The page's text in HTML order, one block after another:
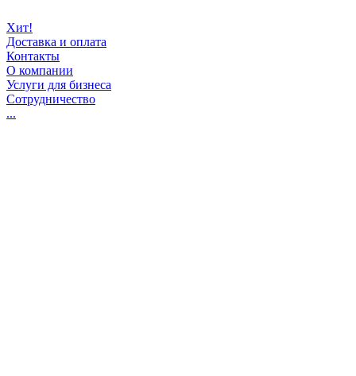
Хит!
Доставка и оплата
Контакты
О компании
Услуги для бизнеса
Сотрудничество
...